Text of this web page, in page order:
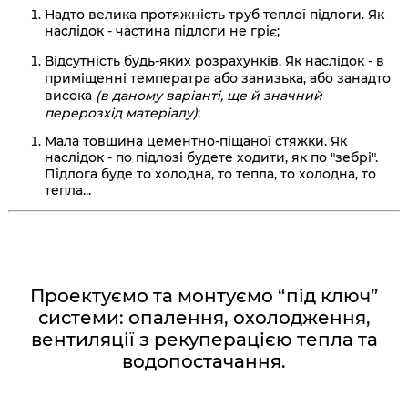
Надто велика протяжність труб теплої підлоги. Як
наслідок - частина підлоги не гріє;
Відсутність будь-яких розрахунків. Як наслідок - в
приміщенні температра або занизька, або занадто
висока (в даному варіанті, ще й значний
перерозхід матеріалу);
Мала товщина цементно-піщаної стяжки. Як
наслідок - по підлозі будете ходити, як по "зебрі".
Підлога буде то холодна, то тепла, то холодна, то
тепла...
Проектуємо та монтуємо “під ключ”
системи: опалення, охолодження,
вентиляції з рекуперацією тепла та
водопостачання.